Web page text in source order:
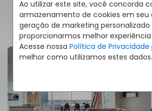
Ao utilizar este site, você concorda
armazenamento de cookies em seu
geração de marketing personalizado
proporcionarmos melhor
Acesse nossa Política de Privacidade
melhor como utilizamos estes dados.